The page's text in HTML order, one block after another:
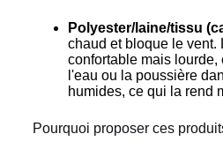
Polyester/laine/tissu
chaud et bloque le vent.
confortable mais lourde,
l'eau ou la poussière
humides, ce qui la rend
Pourquoi proposer ces